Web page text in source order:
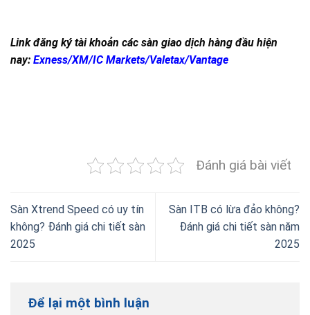
Link đăng ký tài khoản các sàn giao dịch hàng đầu hiện
nay: Exness/XM/IC Markets/Valetax/Vantage
Đánh giá bài viết
Sàn Xtrend Speed có uy tín
không? Đánh giá chi tiết sàn
2025
Sàn ITB có lừa đảo không?
Đánh giá chi tiết sàn năm
2025
Để lại một bình luận